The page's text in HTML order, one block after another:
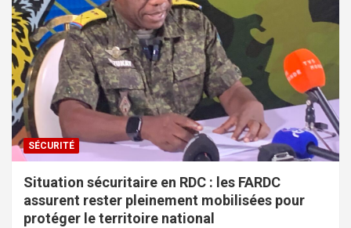
SÉCURITÉ
Situation sécuritaire en RDC : les FARDC
assurent rester pleinement mobilisées pour
protéger le territoire national